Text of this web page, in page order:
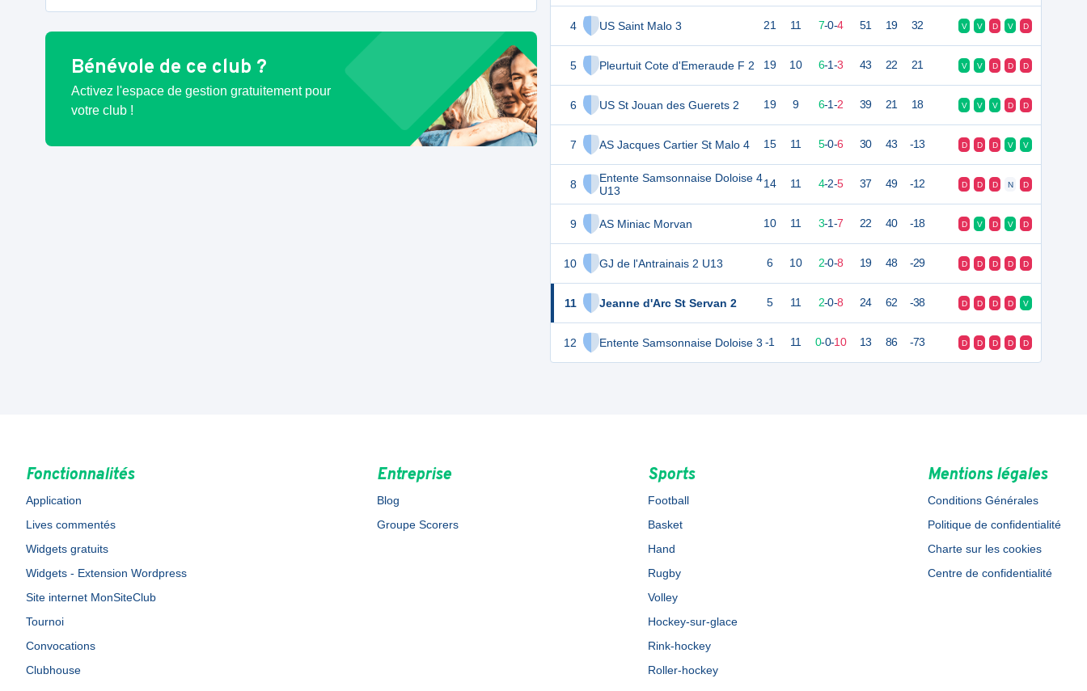
Bénévole de ce club ?
Activez l'espace de gestion gratuitement pour
votre club !
4 US Saint Malo 3
5 Pleurtuit Cote d'Emeraude F 2
6 US St Jouan des Guerets 2
7 AS Jacques Cartier St Malo 4
8
Entente Samsonnaise Doloise 4
U13
9 AS Miniac Morvan
10 GJ de l'Antrainais 2 U13
11 Jeanne d'Arc St Servan 2
12 Entente Samsonnaise Doloise 3
21 11 7-0-4 51 19 32 V V D V D
19 10 6-1-3 43 22 21 V V D D D
19 9 6-1-2 39 21 18 V V V D D
15 11 5-0-6 30 43 -13 D D D V V
14 11 4-2-5 37 49 -12 D D D N D
10 11 3-1-7 22 40 -18 D V D V D
6 10 2-0-8 19 48 -29 D D D D D
5 11 2-0-8 24 62 -38 D D D D V
-1 11 0-0-10 13 86 -73 D D D D D
Fonctionnalités
Application
Lives commentés
Widgets gratuits
Widgets - Extension Wordpress
Site internet MonSiteClub
Tournoi
Convocations
Clubhouse
Entreprise
Blog
Groupe Scorers
Sports
Football
Basket
Hand
Rugby
Volley
Hockey-sur-glace
Rink-hockey
Roller-hockey
Mentions légales
Conditions Générales
Politique de confidentialité
Charte sur les cookies
Centre de confidentialité